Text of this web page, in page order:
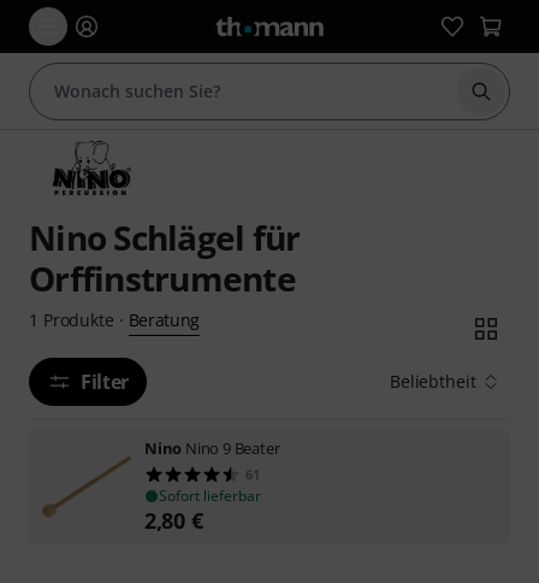
Suche
Nino Schlägel für
Orffinstrumente
1 Produkte · Beratung
Filter Beliebtheit
Nino Nino 9 Beater
61
Sofort lieferbar
2,80 €